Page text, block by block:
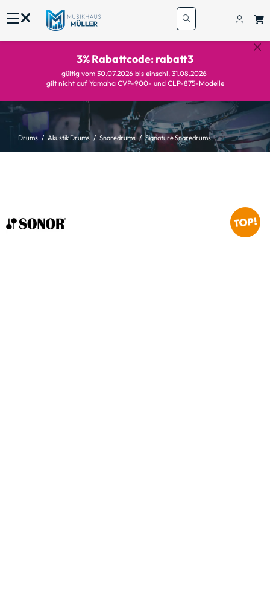
3% Rabattcode: rabatt3
gültig vom 30.07.2026 bis einschl. 31.08.2026
gilt nicht auf Yamaha CVP-900- und CLP-875-Modelle
Drums Akustik Drums Snaredrums Signature Snaredrums